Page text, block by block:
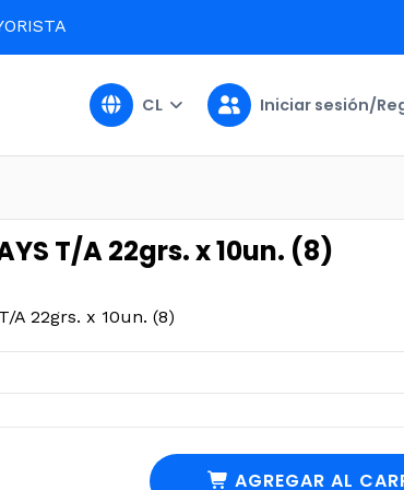
CL Iniciar sesión/
T/A 22grs. x 10un. (8)
A 22grs. x 10un. (8)
AGREGAR AL